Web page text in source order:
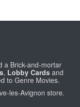
a Brick-and-mortar
, Lobby Cards and
to Genre Movies.
les-Avignon store.